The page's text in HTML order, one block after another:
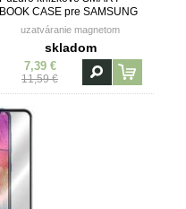
BOOK CASE pre SAMSUNG
GALAXY A30s (A307F) -
uzatváranie magnetom
skladom
7,39 €
11,59 €